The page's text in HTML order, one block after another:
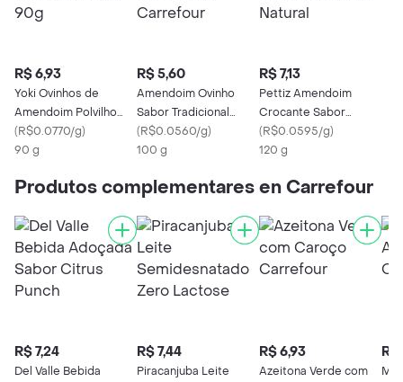
R$ 6,93
Yoki Ovinhos de
Amendoim Polvilho
Pacote 90g
(R$0.0770/g)
90 g
R$ 5,60
Amendoim Ovinho
Sabor Tradicional
Carrefour
(R$0.0560/g)
100 g
R$ 7,13
Pettiz Amendoim
Crocante Sabor
Natural
(R$0.0595/g)
120 g
Produtos complementares en Carrefour
R$ 7,24
Del Valle Bebida
R$ 7,44
Piracanjuba Leite
R$ 6,93
Azeitona Verde com
R$